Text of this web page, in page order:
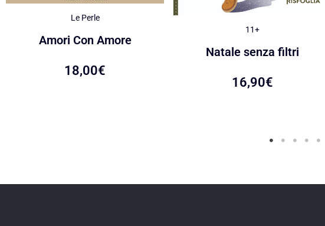
Le Perle
Amori Con Amore
18,00€
11+
Natale senza filtri
16,90€